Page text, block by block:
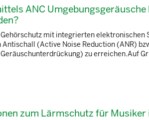
ANC
mit integrierten elektronischen
(Active Noise Reduction (ANR)
zu erreichen.Auf
zum Lärmschutz für Musiker